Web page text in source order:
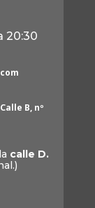
20:30
B, nº
calle D.